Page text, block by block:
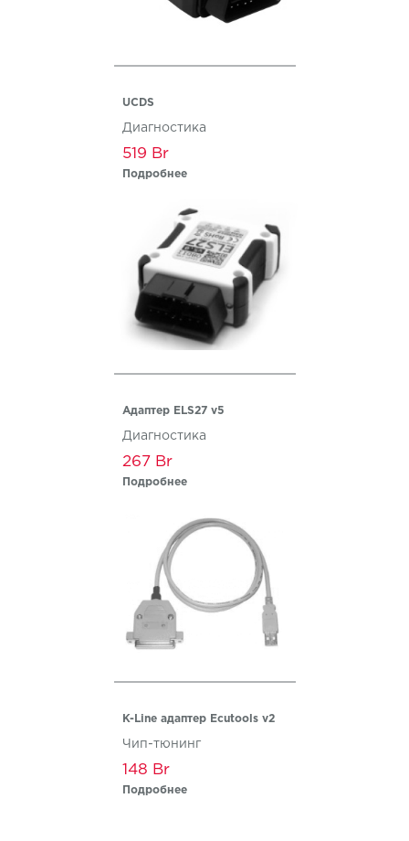
UCDS
Диагностика
519
Подробнее
Адаптер ELS27 v5
Диагностика
267
Подробнее
K-Line адаптер Ecutools v2
Чип-тюнинг
148
Подробнее